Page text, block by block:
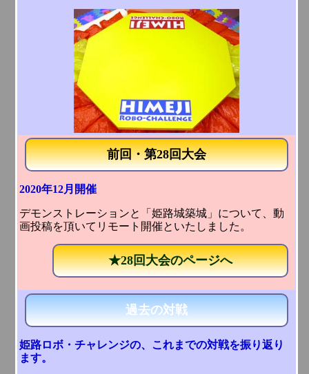
前回・第28回大会
2020年12月開催
デモンストレーションと「姫路城築城」について、動
画投稿を頂いてリモート開催といたしました。
★28回大会のページへ
過去の対戦
姫路ロボ・チャレンジの、これまでの対戦を振り返り
ます。